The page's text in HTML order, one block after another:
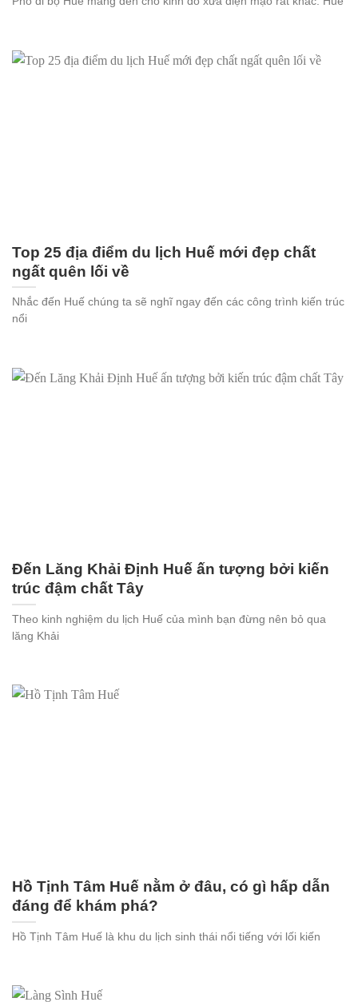
Top 25 địa điểm du lịch Huế mới đẹp chất
ngất quên lối về
Nhắc đến Huế chúng ta sẽ nghĩ ngay đến các công trình kiến trúc
nổi
Đến Lăng Khải Định Huế ấn tượng bởi kiến
trúc đậm chất Tây
Theo kinh nghiệm du lịch Huế của mình bạn đừng nên bỏ qua
lăng Khải
Hồ Tịnh Tâm Huế nằm ở đâu, có gì hấp dẫn
đáng để khám phá?
Hồ Tịnh Tâm Huế là khu du lịch sinh thái nổi tiếng với lối kiến